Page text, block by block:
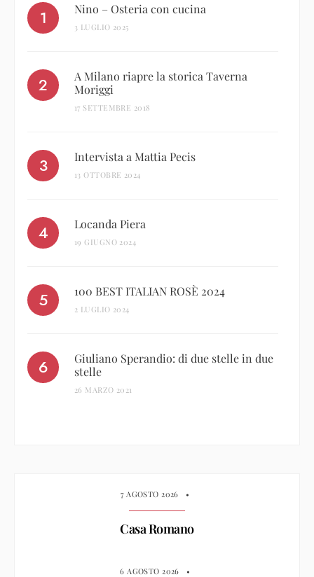
Nino – Osteria con cucina
3 LUGLIO 2025
A Milano riapre la storica Taverna
Moriggi
17 SETTEMBRE 2018
Intervista a Mattia Pecis
13 OTTOBRE 2024
Locanda Piera
19 GIUGNO 2024
100 BEST ITALIAN ROSÈ 2024
2 LUGLIO 2024
Giuliano Sperandio: di due stelle in due
stelle
26 MARZO 2021
7 AGOSTO 2026 •
Casa Romano
6 AGOSTO 2026 •